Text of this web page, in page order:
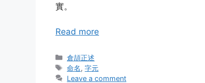
實。
Read more
Categories
倉頡正述
Tags
命名,字元
Leave a comment